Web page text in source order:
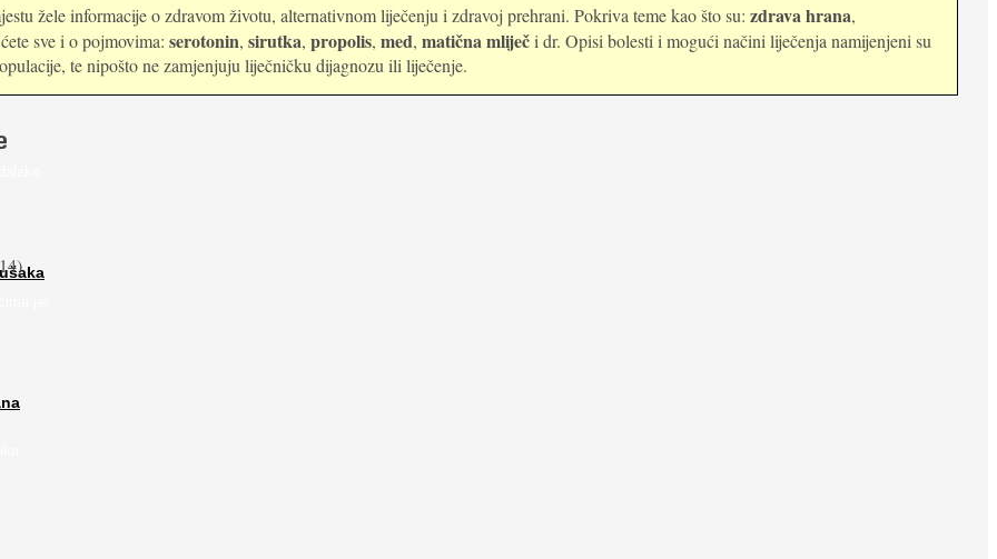
jer
žele informacije o zdravom životu, alternativnom liječenju i zdravoj prehrani. Pokriva teme kao što su: zdrava hrana,
sve i o pojmovima: serotonin, sirutka, propolis, med, matična mliječi dr. Opisi bolesti i mogući načini liječenja namijenjeni su
te nipošto ne zamjenjuju liječničku dijagnozu ili liječenje.